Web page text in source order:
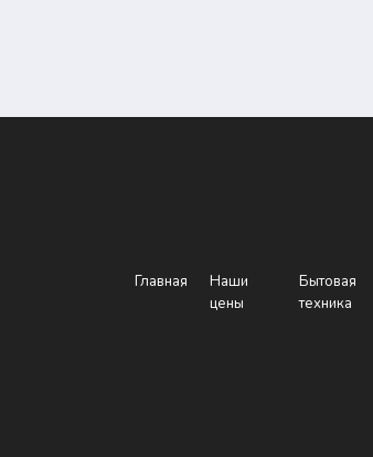
Главная
Наши
цены
Бытовая
техника